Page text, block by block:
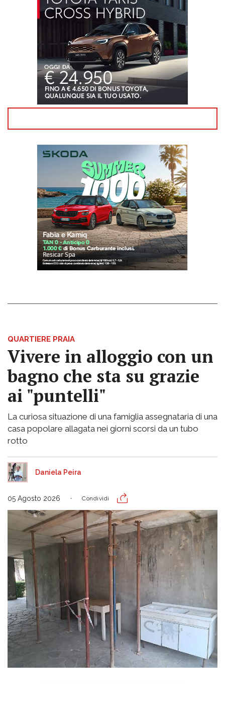
QUARTIERE PRAIA
Vivere in alloggio con un
bagno che sta su grazie
ai "puntelli"
La curiosa situazione di una famiglia assegnataria di una
casa popolare allagata nei giorni scorsi da un tubo
rotto
Daniela Peira
05 Agosto 2026 Condividi